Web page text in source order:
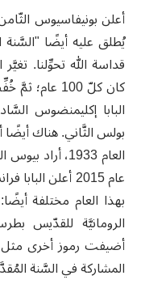
يُطلق عليه أيضًا
قداسة الله تحوِّلنا.
بولس الثَّاني. هناك
العام 1933،
عام 2015 أعلن
بهذا العام مختلفة
الرومانيَّة للقدّيس
أضيفت رموز أخرى
المشاركة في السَّنة